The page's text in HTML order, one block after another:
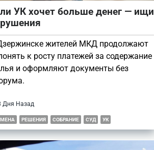
УК хочет больше денег — ищи
жителей МКД продолжают
к росту платежей за содержание
и оформляют документы без
Дня Назад
РЕШЕНИЯ СОБРАНИЕ СУД УК